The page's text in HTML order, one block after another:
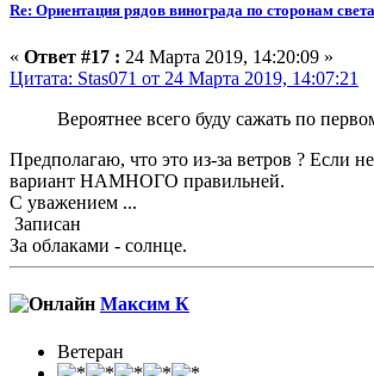
Re: Ориентация рядов винограда по сторонам света
« Ответ #17 : 24 Марта 2019, 14:20:09 »
Цитата: Stas071 от 24 Марта 2019, 14:07:21
Вероятнее всего буду сажать по
Предполагаю, что это из-за ветров ? Если
вариант НАМНОГО правильней.
С уважением ...
Записан
За облаками - солнце.
Максим К
Ветеран